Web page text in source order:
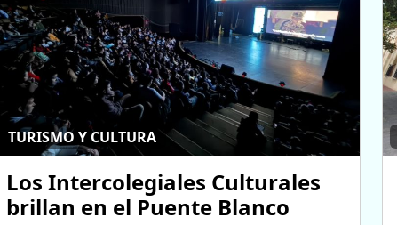
TURISMO Y CULTURA
Los Intercolegiales Culturales
brillan en el Puente Blanco